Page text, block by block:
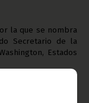
la que se nombra
Secretario de la
Estados
Marcos Mba Ondo
y